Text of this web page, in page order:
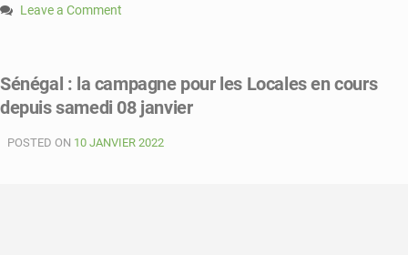
Leave a Comment
le
nouveau
portera
Sénégal : la campagne pour les Locales en cours
depuis samedi 08 janvier
POSTED ON 10 JANVIER 2022